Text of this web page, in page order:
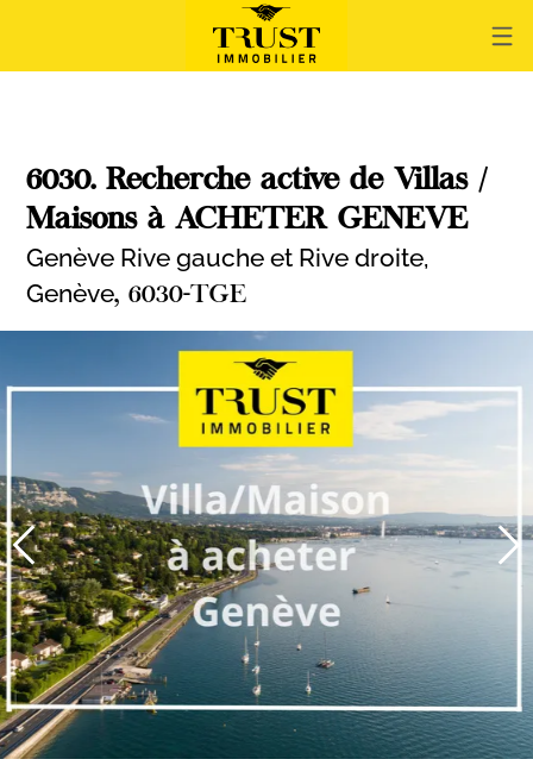
6030. Recherche active de Villas /
Maisons à ACHETER GENEVE
Genève Rive gauche et Rive droite,
Genève, 6030-TGE